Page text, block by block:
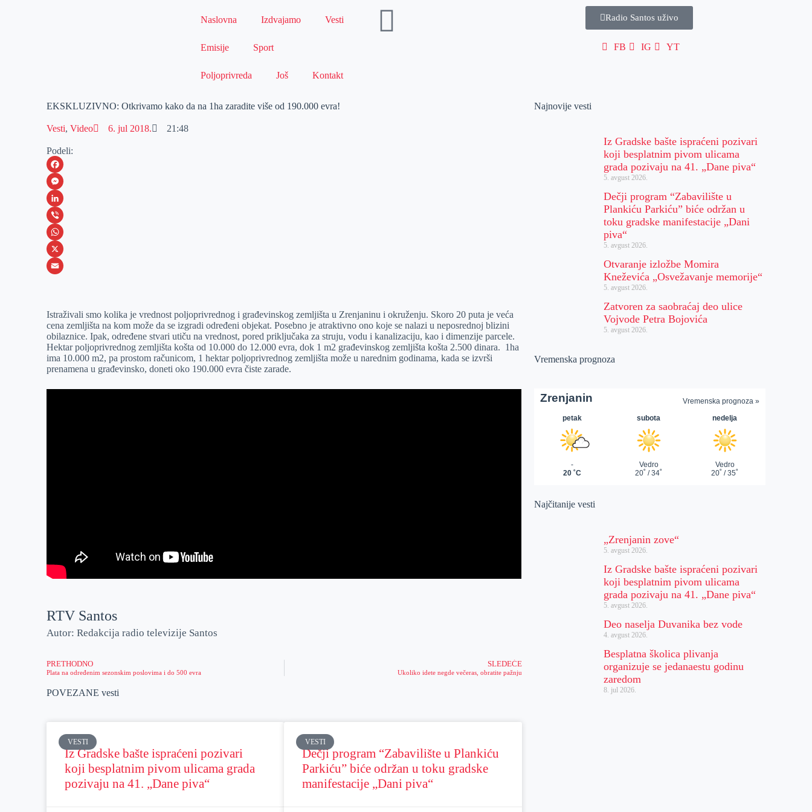
Naslovna Izdvajamo Vesti
Emisije Sport
Poljoprivreda Još Kontakt
Radio Santos uživo
FB IG YT
EKSKLUZIVNO: Otkrivamo kako da na 1ha zaradite više od 190.000 evra!
Vesti,Video 6. jul 2018. 21:48
Podeli:
F
a
c
e
b
o
M
e
s
s
e
e
r
L
i
n
k
I
n
V
i
b
W
h
s
A
p
p
X
a
i
l
Istraživali smo kolika je vrednost poljoprivrednog i građevinskog zemljišta u Zrenjaninu i okruženju. Skoro 20 puta je veća
cena zemljišta na kom može da se izgradi određeni objekat. Posebno je atraktivno ono koje se nalazi u neposrednoj blizini
obilaznice. Ipak, određene stvari utiču na vrednost, pored priključaka za struju, vodu i kanalizaciju, kao i dimenzije parcele.
Hektar poljoprivrednog zemljišta košta od 10.000 do 12.000 evra, dok 1 m2 građevinskog zemljišta košta 2.500 dinara. 1ha
ima 10.000 m2, pa prostom računicom, 1 hektar poljoprivrednog zemljišta može u narednim godinama, kada se izvrši
prenamena u građevinsko, doneti oko 190.000 evra čiste zarade.
RTV Santos
Autor: Redakcija radio televizije Santos
PRETHODNO
Plata na određenim sezonskim poslovima i do 500 evra
SLEDEĆE
Ukoliko idete negde večeras, obratite pažnju
POVEZANE vesti
VESTI
Iz Gradske bašte ispraćeni pozivari
koji besplatnim pivom ulicama grada
pozivaju na 41. „Dane piva“
VESTI
Dečji program “Zabavilište u Plankiću
Parkiću” biće održan u toku gradske
manifestacije „Dani piva“
Najnovije vesti
Iz Gradske bašte ispraćeni pozivari
koji besplatnim pivom ulicama
grada pozivaju na 41. „Dane piva“
5. avgust 2026.
Dečji program “Zabavilište u
Plankiću Parkiću” biće održan u
toku gradske manifestacije „Dani
piva“
5. avgust 2026.
Otvaranje izložbe Momira
Kneževića „Osvežavanje memorije“
5. avgust 2026.
Zatvoren za saobraćaj deo ulice
Vojvode Petra Bojovića
5. avgust 2026.
Vremenska prognoza
Najčitanije vesti
„Zrenjanin zove“
5. avgust 2026.
Iz Gradske bašte ispraćeni pozivari
koji besplatnim pivom ulicama
grada pozivaju na 41. „Dane piva“
5. avgust 2026.
Deo naselja Duvanika bez vode
4. avgust 2026.
Besplatna školica plivanja
organizuje se jedanaestu godinu
zaredom
8. jul 2026.